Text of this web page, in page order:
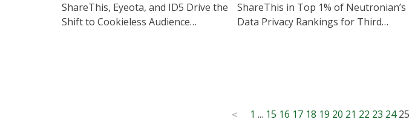
ShareThis, Eyeota, and ID5 Drive the
Shift to Cookieless Audience
ShareThis in Top 1% of Neutronian’s
Data Privacy Rankings for Third
< 1 ... 15 16 17 18 19 20 21 22 23 24 25